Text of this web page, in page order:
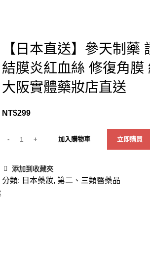
【日本直送】參天制
結膜炎紅血絲 修復角
大阪實體藥妝店直送
NT$299
加入購物車 立即購買
添加到收藏夾
分類: 日本藥妝, 第二、三類醫藥品